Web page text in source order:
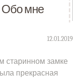
Обо мне
12.01.2019
старинном замке
прекрасная